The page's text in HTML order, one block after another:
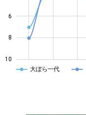
6
8
10
大ぼら一代